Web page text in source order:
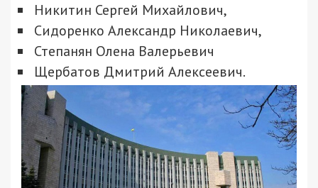
Никитин Сергей Михайлович,
Сидоренко Александр Николаевич,
Степанян Олена Валерьевич
Щербатов Дмитрий Алексеевич.